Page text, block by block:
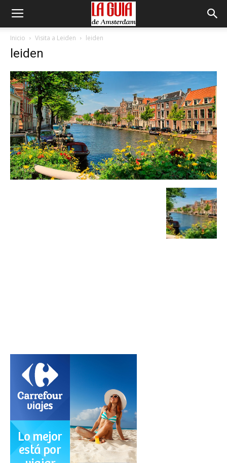
Inicio Visita a Leiden leiden
leiden